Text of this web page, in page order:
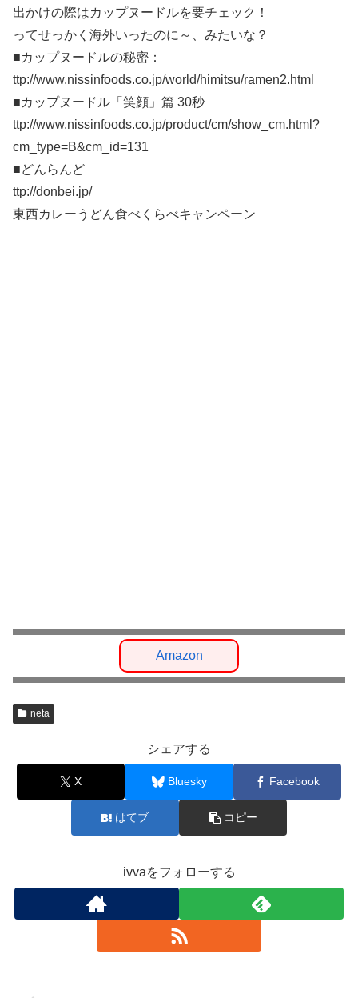
出かけの際はカップヌードルを要チェック！
ってせっかく海外いったのに～、みたいな？
■カップヌードルの秘密：
ttp://www.nissinfoods.co.jp/world/himitsu/ramen2.html
■カップヌードル「笑顔」篇 30秒
ttp://www.nissinfoods.co.jp/product/cm/show_cm.html?
cm_type=B&cm_id=131
■どんらんど
ttp://donbei.jp/
東西カレーうどん食べくらべキャンペーン
Amazon
neta
シェアする
X Bluesky Facebook
はてブ コピー
ivvaをフォローする